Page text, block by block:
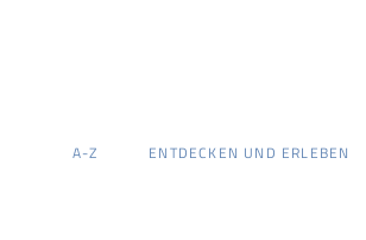
ÜBERSPRINGEN
A-Z ENTDECKEN UND ERLEBEN